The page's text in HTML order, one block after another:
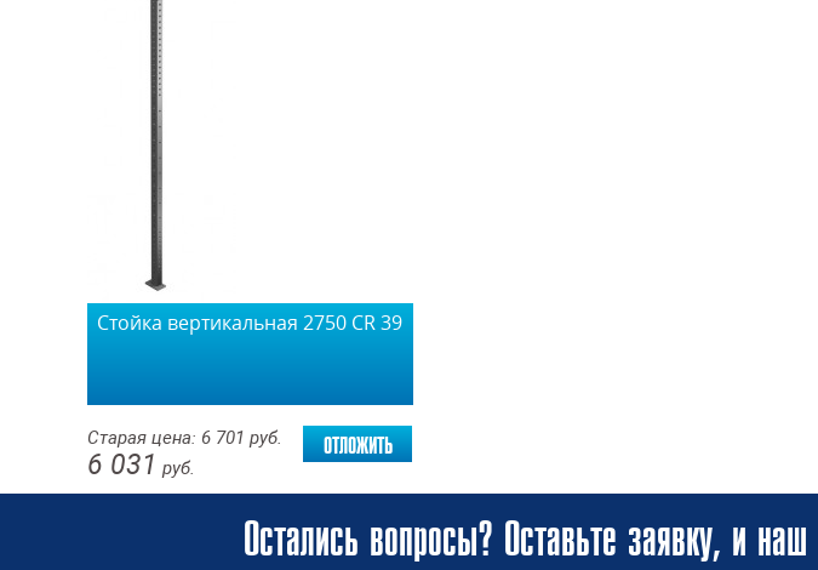
Стойка вертикальная 2750 СR 39
Старая цена: 6 701 руб.
6 031 руб.
отложить
Остались вопросы? Оставьте заявку, и